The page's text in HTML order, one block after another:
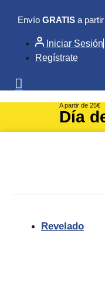
contenido
Envío GRATIS a
Iniciar Sesión
Regístrate
A partir de 25€
Día
Revelado